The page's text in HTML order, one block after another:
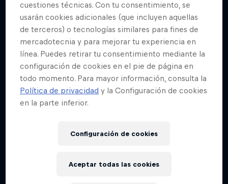
cuestiones técnicas. Con tu consentimiento, se
usarán cookies adicionales (que incluyen aquellas
de terceros) o tecnologías similares para fines de
mercadotecnia y para mejorar tu experiencia en
línea. Puedes retirar tu consentimiento mediante la
configuración de cookies en el pie de página en
todo momento. Para mayor información, consulta la
Política de privacidad y la Configuración de cookies
en la parte inferior.
Configuración de cookies
Aceptar todas las cookies